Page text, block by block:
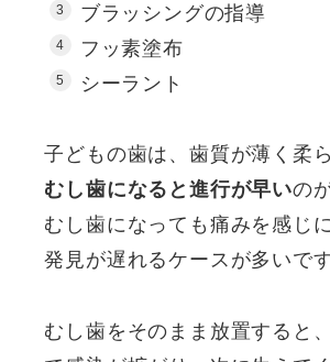
ブラッシングの指導
フッ素塗布
シーラント
子どもの歯は、歯質が薄く柔
むし歯になると進行が早いの
むし歯になっても痛みを感じ
発見が遅れるケースが多いです
むし歯をそのまま放置すると